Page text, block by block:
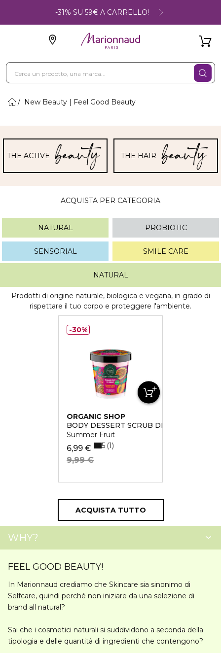
-31% SU 59€ A CARRELLO!
New Beauty | Feel Good Beauty
THE ACTIVE THE HAIR
ACQUISTA PER CATEGORIA
NATURAL PROBIOTIC
SENSORIAL SMILE CARE
NATURAL
Prodotti di origine naturale, biologica e vegana, in grado di
rispettare il tuo corpo e proteggere l'ambiente.
ORGANIC SHOP
BODY DESSERT SCRUB DETERGENTE
Summer Fruit
6,99 €
9,99 €
5 1
30%
ACQUISTA TUTTO
WHY?
FEEL GOOD BEAUTY!
In Marionnaud crediamo che Skincare sia sinonimo di
Selfcare, quindi perché non iniziare da una selezione di
brand all natural?
Sai che i cosmetici naturali si suddividono a seconda della
tipologia e delle quantità di ingredienti che contengono?